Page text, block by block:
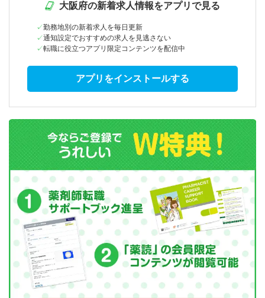
大阪府の新着求人情報をアプリで見る
勤務地別の新着求人を毎日更新
通知設定でおすすめの求人を見逃さない
転職に役立つアプリ限定コンテンツを配信中
アプリをインストールする